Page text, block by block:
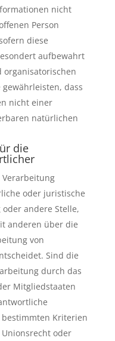
nicht
Person
diese
aufbewahrt
dass
nicht einer
natürlichen
die
oder juristische
andere Stelle,
anderen über die
von
Sind die
durch das
Mitgliedstaaten
Kriterien
oder